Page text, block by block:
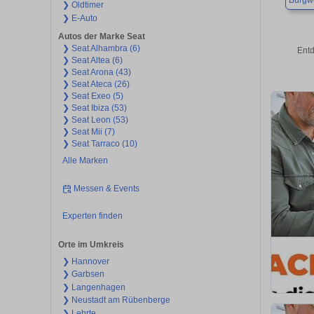
❯ Oldtimer
❯ E-Auto
Autos der Marke Seat
❯ Seat Alhambra (6)
❯ Seat Altea (6)
❯ Seat Arona (43)
❯ Seat Ateca (26)
❯ Seat Exeo (5)
❯ Seat Ibiza (53)
❯ Seat Leon (53)
❯ Seat Mii (7)
❯ Seat Tarraco (10)
Alle Marken
Messen & Events
Experten finden
Orte im Umkreis
❯ Hannover
❯ Garbsen
❯ Langenhagen
❯ Neustadt am Rübenberge